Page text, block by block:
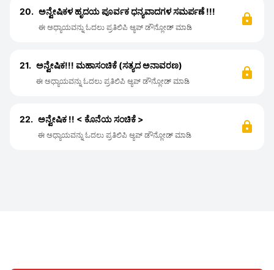
20. ಅನ್ವೇಷಿಕಳ ಹೃದಯ ಪೂರ್ವಕ ಧನ್ಯವಾದಗಳ ಸಮರ್ಪಣೆ !!!
ಈ ಅಧ್ಯಾಯವನ್ನು ಓದಲು ಪ್ರತಿಲಿಪಿ ಆ್ಯಪ್ ಡೌನ್ಲೋಡ್ ಮಾಡಿ
21. ಅನ್ವೇಷಿಕ!!! ಮಹಾಸಂಚಿಕೆ (ಸತ್ಯದ ಅನಾವರಣ)
ಈ ಅಧ್ಯಾಯವನ್ನು ಓದಲು ಪ್ರತಿಲಿಪಿ ಆ್ಯಪ್ ಡೌನ್ಲೋಡ್ ಮಾಡಿ
22. ಅನ್ವೇಷಿಕ !! < ಕೊನೆಯ ಸಂಚಿಕೆ >
ಈ ಅಧ್ಯಾಯವನ್ನು ಓದಲು ಪ್ರತಿಲಿಪಿ ಆ್ಯಪ್ ಡೌನ್ಲೋಡ್ ಮಾಡಿ